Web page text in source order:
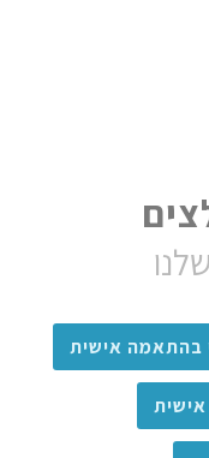
בהתאמה אישית